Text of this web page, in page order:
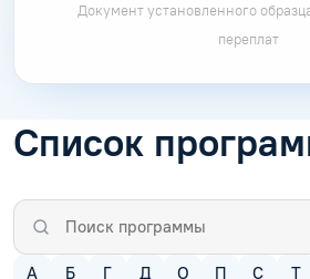
Документ установленного
переплат
Список
А Б Г Д О П С Т